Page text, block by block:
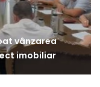
vânzarea
imobiliar